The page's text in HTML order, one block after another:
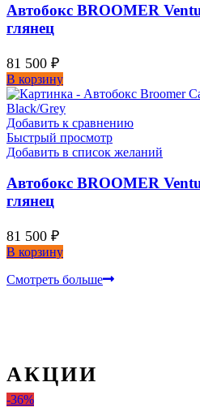
Автобокс BROOMER
глянец
81 500 ₽
В корзину
Добавить к сравнению
Быстрый просмотр
Добавить в список желаний
Автобокс BROOMER
глянец
81 500 ₽
В корзину
Смотреть больше
АКЦИИ
-36%